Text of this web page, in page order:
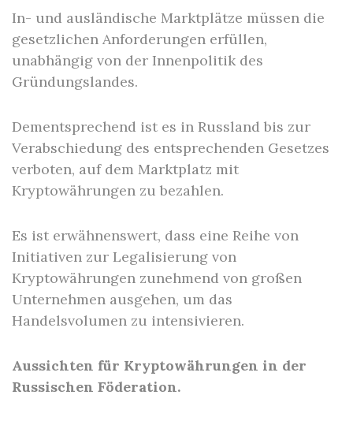
In- und ausländische Marktplätze müssen die
gesetzlichen Anforderungen erfüllen,
unabhängig von der Innenpolitik des
Gründungslandes.
Dementsprechend ist es in Russland bis zur
Verabschiedung des entsprechenden Gesetzes
verboten, auf dem Marktplatz mit
Kryptowährungen zu bezahlen.
Es ist erwähnenswert, dass eine Reihe von
Initiativen zur Legalisierung von
Kryptowährungen zunehmend von großen
Unternehmen ausgehen, um das
Handelsvolumen zu intensivieren.
Aussichten für Kryptowährungen in der
Russischen Föderation.